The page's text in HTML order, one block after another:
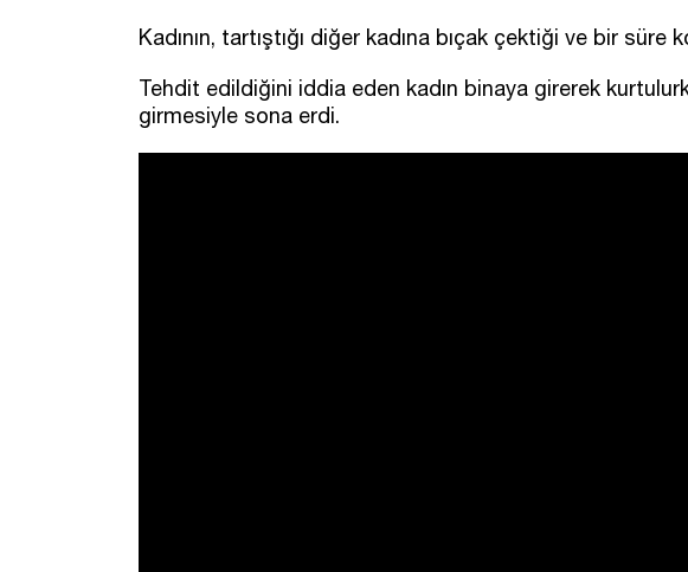
Kadının, tartıştığı diğer kadına bıçak çektiği ve bir süre
Tehdit edildiğini iddia eden kadın binaya girerek
girmesiyle sona erdi.